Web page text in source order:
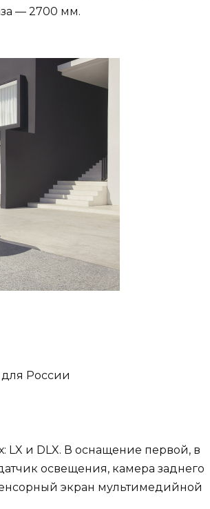
— 2700 мм.
LX и DLX. В оснащение первой, в
освещения, камера заднего
экран мультимедийной